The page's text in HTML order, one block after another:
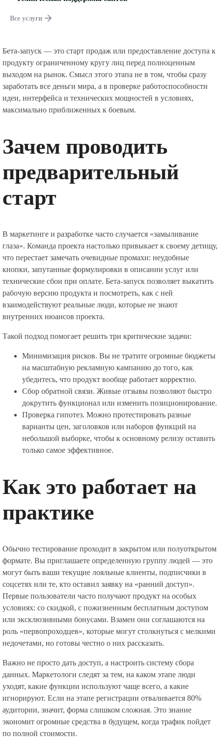
Все услуги
Бета-запуск — это старт продаж или предоставление доступа к
продукту ограниченному кругу лиц перед полноценным
выходом на рынок. Смысл этого этапа не в том, чтобы сразу
заработать все деньги мира, а в проверке работоспособности
идеи, интерфейса и технических мощностей в условиях,
максимально приближенных к боевым.
Зачем проводить
предварительный
старт
В маркетинге и разработке часто случается «замыливание
глаза». Команда проекта настолько привыкает к своему детищу,
что перестает замечать очевидные промахи: неудобные
кнопки, запутанные формулировки в описании услуг или
технические сбои при оплате. Бета-запуск позволяет выкатить
рабочую версию продукта и посмотреть, как с ней
взаимодействуют реальные люди, которые не знают
внутренних нюансов проекта.
Такой подход помогает решить три критические задачи:
Минимизация рисков. Вы не тратите огромные бюджеты
на масштабную рекламную кампанию до того, как
убедитесь, что продукт вообще работает корректно.
Сбор обратной связи. Живые отзывы позволяют быстро
докрутить функционал или изменить позиционирование.
Проверка гипотез. Можно протестировать разные
варианты цен, заголовков или наборов функций на
небольшой выборке, чтобы к основному релизу оставить
только самое эффективное.
Как это работает на
практике
Обычно тестирование проходит в закрытом или полуоткрытом
формате. Вы приглашаете определенную группу людей — это
могут быть ваши текущие лояльные клиенты, подписчики в
соцсетях или те, кто оставил заявку на «ранний доступ».
Первые пользователи часто получают продукт на особых
условиях: со скидкой, с пожизненным бесплатным доступом
или эксклюзивными бонусами. Взамен они соглашаются на
роль «первопроходцев», которые могут столкнуться с мелкими
недочетами, но готовы честно о них рассказать.
Важно не просто дать доступ, а настроить систему сбора
данных. Маркетологи следят за тем, на каком этапе люди
уходят, какие функции используют чаще всего, а какие
игнорируют. Если на этапе регистрации отваливается 80%
аудитории, значит, форма слишком сложная. Это знание
экономит огромные средства в будущем, когда трафик пойдет
по полной стоимости.